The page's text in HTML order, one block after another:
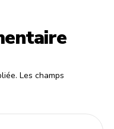
Les champs